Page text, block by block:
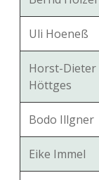
Uli Hoeneß
Horst-Dieter
Höttges
Bodo Illgner
Eike Immel